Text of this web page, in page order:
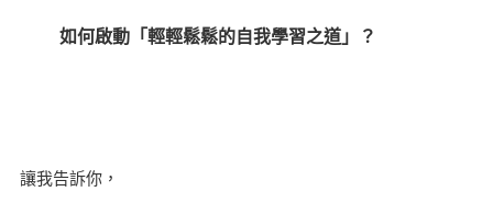
如何啟動「輕輕鬆鬆的自我學習之道」？
讓我告訴你，